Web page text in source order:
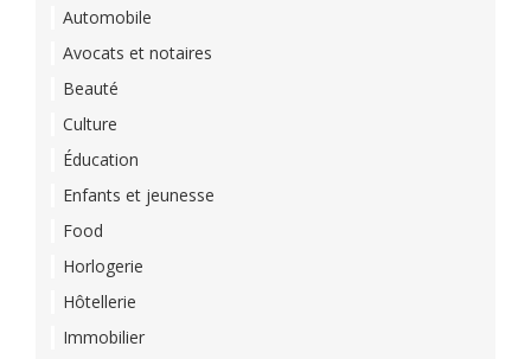
Automobile
Avocats et notaires
Beauté
Culture
Éducation
Enfants et jeunesse
Food
Horlogerie
Hôtellerie
Immobilier